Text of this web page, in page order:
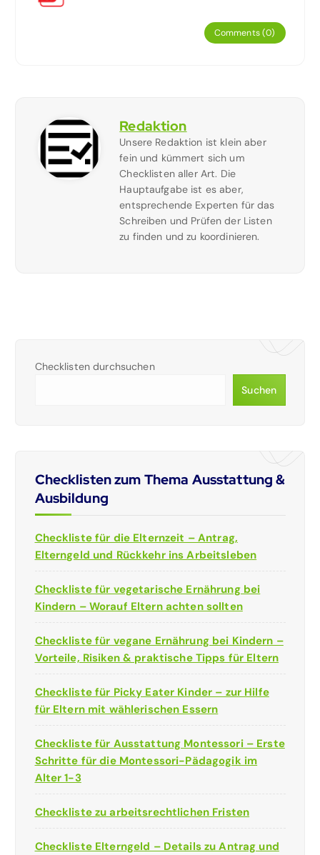
Comments (0)
Redaktion
Unsere Redaktion ist klein aber
fein und kümmert sich um
Checklisten aller Art. Die
Hauptaufgabe ist es aber,
entsprechende Experten für das
Schreiben und Prüfen der Listen
zu finden und zu koordinieren.
Checklisten durchsuchen
Suchen
Checklisten zum Thema Ausstattung &
Ausbildung
Checkliste für die Elternzeit – Antrag,
Elterngeld und Rückkehr ins Arbeitsleben
Checkliste für vegetarische Ernährung bei
Kindern – Worauf Eltern achten sollten
Checkliste für vegane Ernährung bei Kindern –
Vorteile, Risiken & praktische Tipps für Eltern
Checkliste für Picky Eater Kinder – zur Hilfe
für Eltern mit wählerischen Essern
Checkliste für Ausstattung Montessori – Erste
Schritte für die Montessori-Pädagogik im
Alter 1-3
Checkliste zu arbeitsrechtlichen Fristen
Checkliste Elterngeld – Details zu Antrag und